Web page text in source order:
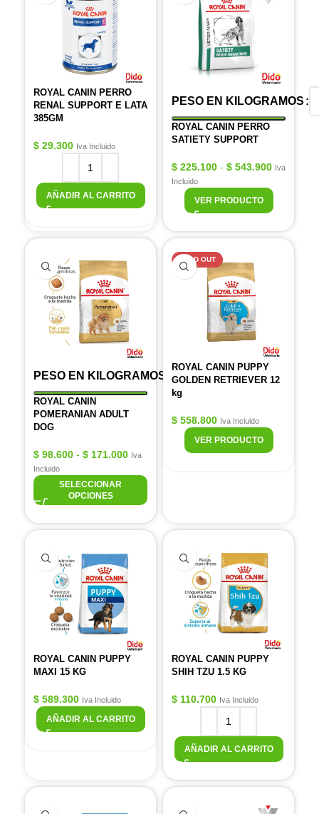
ROYAL CANIN PERRO
RENAL SUPPORT E LATA
385GM
$ 29.300 Iva Incluido
AÑADIR AL CARRITO
PESO EN KILOGRAMOS
ROYAL CANIN PERRO
SATIETY SUPPORT
$ 225.100 - $ 543.900 Iva
Incluido
VER PRODUCTO
PESO EN KILOGRAMOS
ROYAL CANIN
POMERANIAN ADULT
DOG
$ 98.600 - $ 171.000 Iva
Incluido
SELECCIONAR
OPCIONES
SOLD OUT
ROYAL CANIN PUPPY
GOLDEN RETRIEVER 12
kg
$ 558.800 Iva Incluido
VER PRODUCTO
ROYAL CANIN PUPPY
MAXI 15 KG
$ 589.300 Iva Incluido
AÑADIR AL CARRITO
ROYAL CANIN PUPPY
SHIH TZU 1.5 KG
$ 110.700 Iva Incluido
AÑADIR AL CARRITO